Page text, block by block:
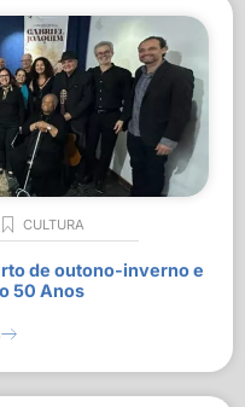
CULTURA
de outono-inverno e
50 Anos